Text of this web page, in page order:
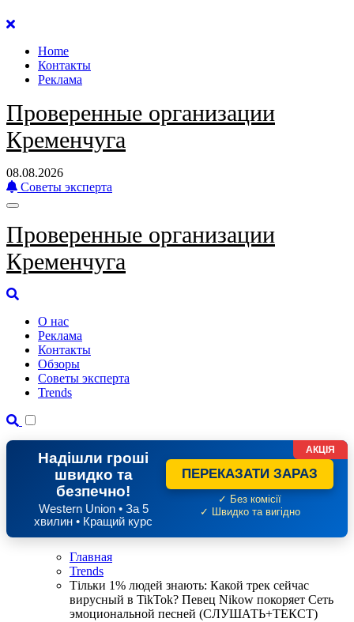
Перейти
содержанию
Home
Контакты
Реклама
Проверенные организации
Кременчуга
08.08.2026
Советы эксперта
Проверенные организации
Кременчуга
О нас
Реклама
Контакты
Обзоры
Советы эксперта
Trends
Надішли гроші
швидко та
безпечно!
Western Union • За 5
хвилин • Кращий курс
ПЕРЕКАЗАТИ ЗАРАЗ
✓ Без комісії
✓ Швидко та вигідно
АКЦІЯ
Главная
Trends
Тільки 1% людей знають: Какой трек сейчас
вирусный в TikTok? Певец Nikow покоряет Сеть
эмоциональной песней (СЛУШАТЬ+ТЕКСТ)